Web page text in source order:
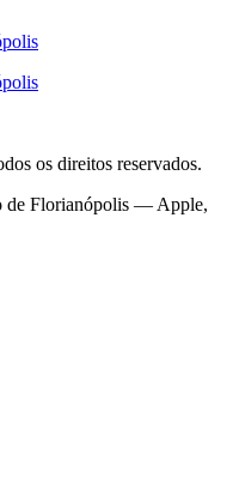
os direitos reservados.
de Florianópolis — Apple,